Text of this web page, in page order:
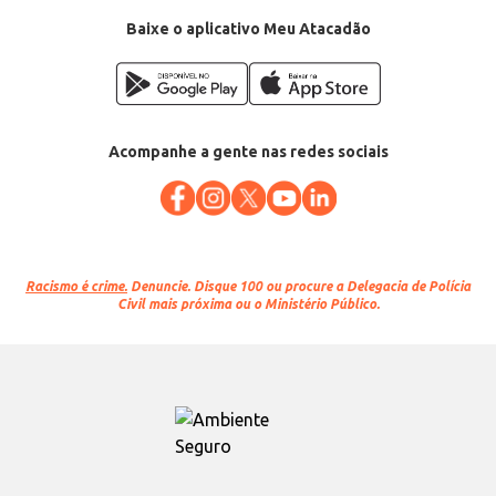
Baixe o aplicativo Meu Atacadão
Acompanhe a gente nas redes sociais
Racismo é crime. Denuncie. Disque 100 ou procure a Delegacia de Polícia
Civil mais próxima ou o Ministério Público.